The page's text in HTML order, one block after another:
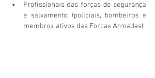
Profissionais das forças de segurança
e salvamento (policiais, bombeiros e
membros ativos das Forças Armadas)